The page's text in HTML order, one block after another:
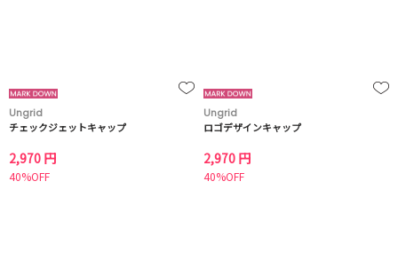
Ungrid
チェックジェットキャップ
2,970 円
40%OFF
Ungrid
ロゴデザインキャップ
2,970 円
40%OFF